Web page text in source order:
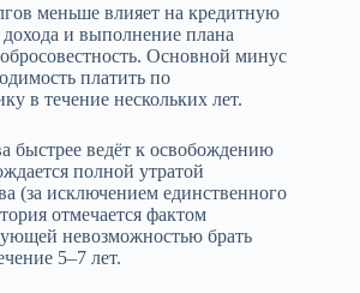
меньше влияет на кредитную
и выполнение плана
Основной минус
платить по
в течение нескольких лет.
быстрее ведёт к освобождению
полной утратой
(за исключением единственного
отмечается фактом
невозможностью брать
5–7 лет.